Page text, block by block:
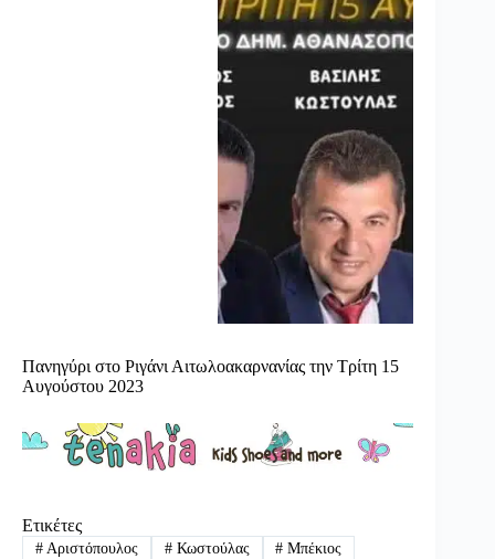
Πανηγύρι στο Ριγάνι Αιτωλοακαρνανίας την Τρίτη 15
Αυγούστου 2023
Ετικέτες
#Αριστόπουλος #Κωστούλας # Μπέκιος